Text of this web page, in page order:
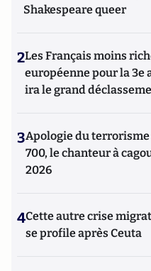
Shakespeare queer
2Les Français moins
européenne pour la 3e
ira le grand
3Apologie du
700, le chanteur à
2026
4Cette autre crise
se profile après Ceuta